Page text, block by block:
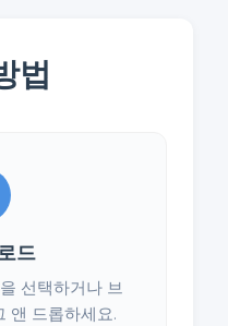
법
드
선택하거나 브
앤 드롭하세요.